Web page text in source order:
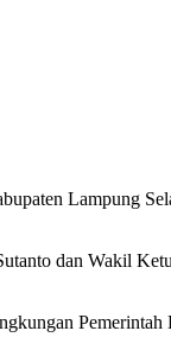
Lampung
dan Wakil
Pemerintah